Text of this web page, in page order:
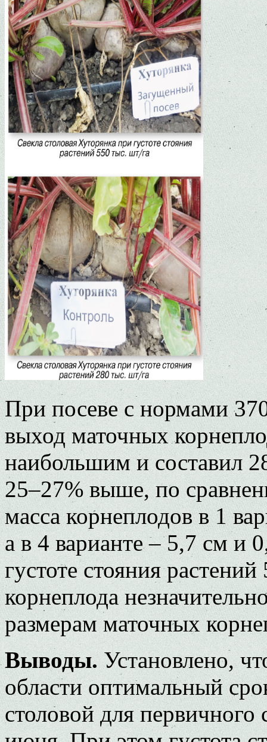
При посеве с нормами
выход маточных
наибольшим и составил
25–27% выше, по
масса корнеплодов в 1
а в 4 варианте – 5,7 см и
густоте стояния
корнеплода
размерам маточных
Выводы. Установлено,
области оптимальный
столовой для первичного